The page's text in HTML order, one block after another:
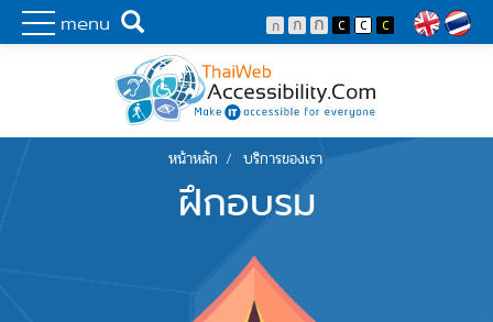
menu
Skip to main content
พัฒนาเว็บไซต์ที่ทุกคนเข้าถึงได้ที่แรก
Search
You are here
หน้าหลัก บริการของเรา
ฝึกอบรม